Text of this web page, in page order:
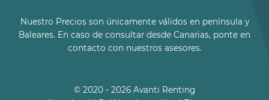
Nuestro Precios son únicamente válidos en península y
Baleares. En caso de consultar desde Canarias, ponte en
contacto con nuestros asesores.
© 2020 - 2026 Avanti Renting